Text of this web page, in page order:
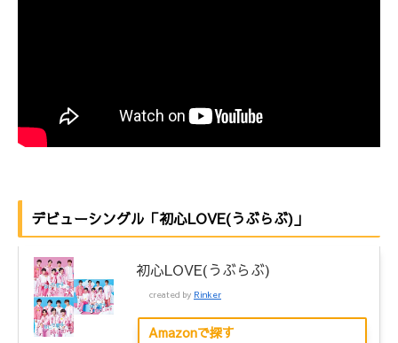
デビューシングル「初心LOVE(うぶらぶ)」
初心LOVE(うぶらぶ)
created by Rinker
Amazonで探す